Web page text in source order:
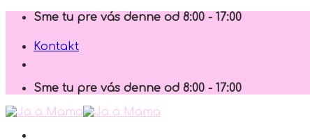
Skip
content
Sme tu pre vás denne od 8:00 - 17:00
Kontakt
Sme tu pre vás denne od 8:00 - 17:00